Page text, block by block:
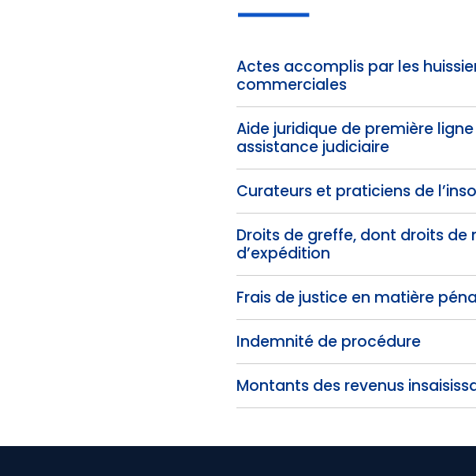
Actes accomplis par les
commerciales
Aide juridique de première
assistance judiciaire
Curateurs et praticiens de
Droits de greffe, dont droits
d’expédition
Frais de justice en matière
Indemnité de procédure
Montants des revenus